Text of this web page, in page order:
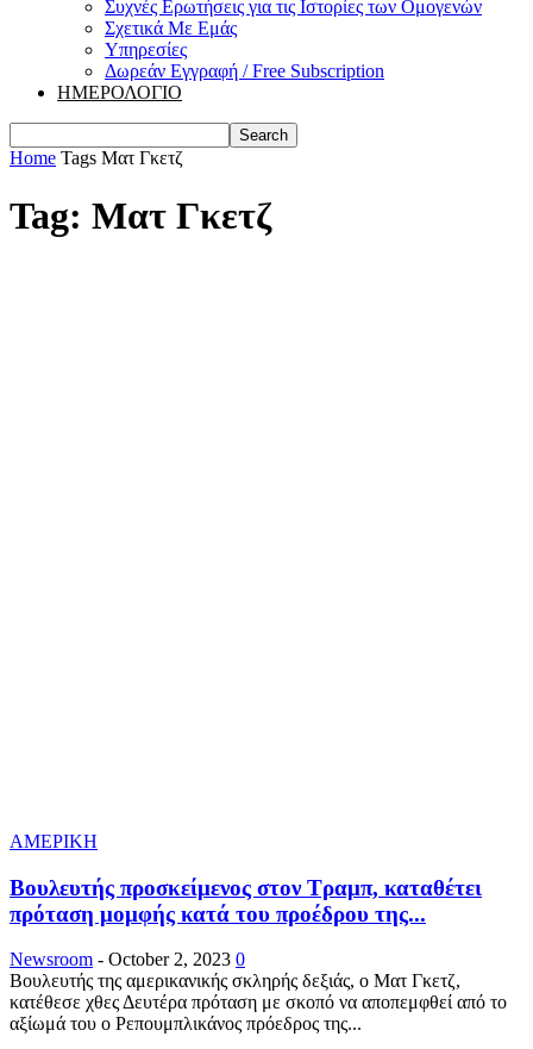
Συχνές Ερωτήσεις για τις Ιστορίες των Ομογενών
Σχετικά Με Εμάς
Υπηρεσίες
Δωρεάν Εγγραφή / Free Subscription
ΗΜΕΡΟΛΟΓΙΟ
Home Tags Ματ Γκετζ
Tag: Ματ Γκετζ
ΑΜΕΡΙΚΗ
Βουλευτής προσκείμενος στον Τραμπ, καταθέτει
πρόταση μομφής κατά του προέδρου της...
Newsroom - October 2, 2023 0
Βουλευτής της αμερικανικής σκληρής δεξιάς, ο Ματ Γκετζ,
κατέθεσε χθες Δευτέρα πρόταση με σκοπό να αποπεμφθεί από το
αξίωμά του ο Ρεπουμπλικάνος πρόεδρος της...